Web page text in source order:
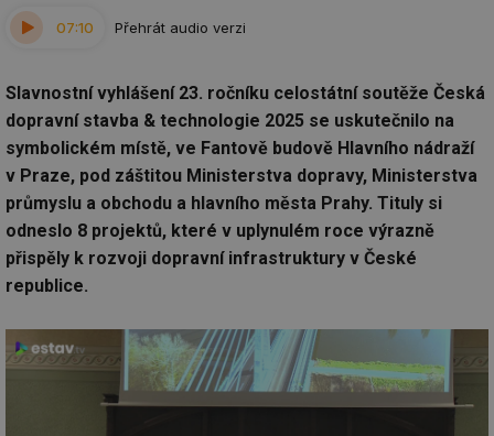
07:10 Přehrát audio verzi
Slavnostní vyhlášení 23. ročníku celostátní soutěže Česká
dopravní stavba & technologie 2025 se uskutečnilo na
symbolickém místě, ve Fantově budově Hlavního nádraží
v Praze, pod záštitou Ministerstva dopravy, Ministerstva
průmyslu a obchodu a hlavního města Prahy. Tituly si
odneslo 8 projektů, které v uplynulém roce výrazně
přispěly k rozvoji dopravní infrastruktury v České
republice.